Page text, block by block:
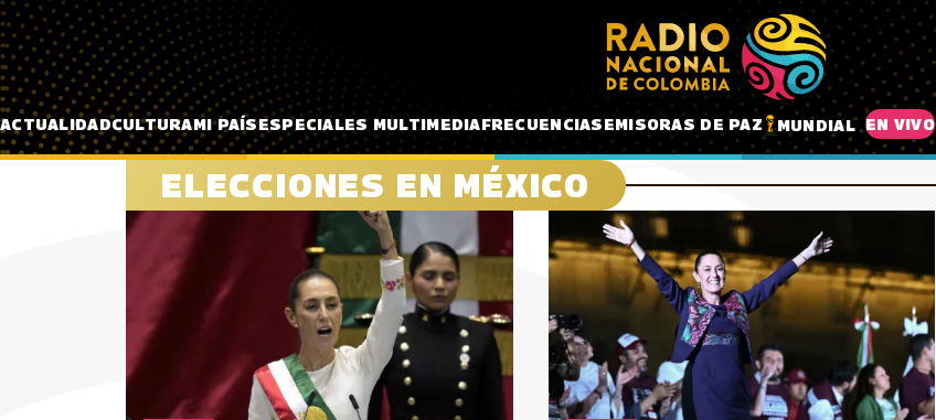
Pasar al contenido principal
ACTUALIDADCULTURAMI PAÍSESPECIALES MULTIMEDIAFRECUENCIASEMISORAS DE PAZ MUNDIAL EN VIVO
ELECCIONES EN MÉXICO